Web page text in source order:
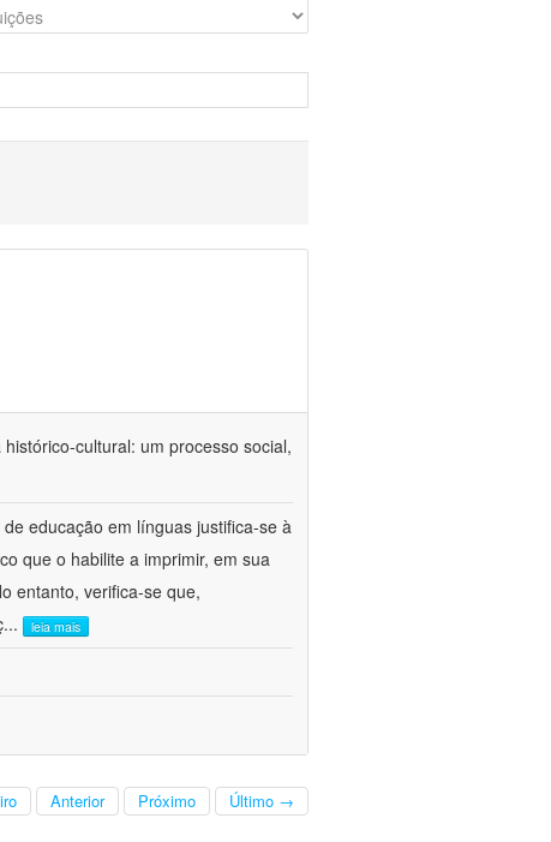
cultural: um processo social,
educação em línguas justifica-se à
que o habilite a imprimir, em sua
entanto, verifica-se que,
... leia mais
Anterior Próximo Último →